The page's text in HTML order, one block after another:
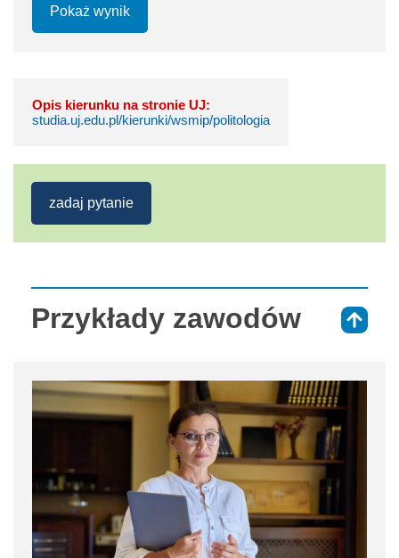
Pokaż wynik
Opis kierunku na stronie UJ:
studia.uj.edu.pl/kierunki/wsmip/politologia
zadaj pytanie
Przykłady zawodów